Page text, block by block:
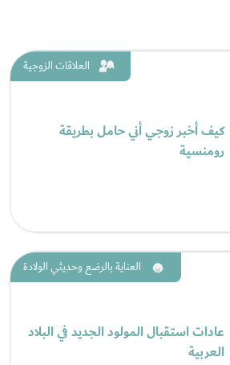
العلاقات الزوجية
كيف أخبر زوجي أني حامل بطريقة
رومنسية
العناية بالرضع وحديثي الولادة
عادات استقبال المولود الجديد في البلاد
العربية